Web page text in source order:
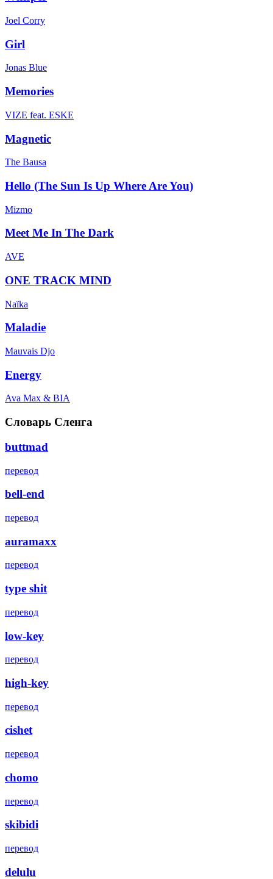
Joel Corry
Girl
Jonas Blue
Memories
VIZE feat. ESKE
Magnetic
The Bausa
Hello (The Sun Is Up Where Are You)
Mizmo
Meet Me In The Dark
AVE
ONE TRACK MIND
Naïka
Maladie
Mauvais Djo
Energy
Ava Max & BIA
Словарь Сленга
buttmad
перевод
bell-end
перевод
auramaxx
перевод
type shit
перевод
low-key
перевод
high-key
перевод
cishet
перевод
chomo
перевод
skibidi
перевод
delulu